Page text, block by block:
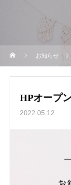
お知らせ
HPオープ
2022.05.12